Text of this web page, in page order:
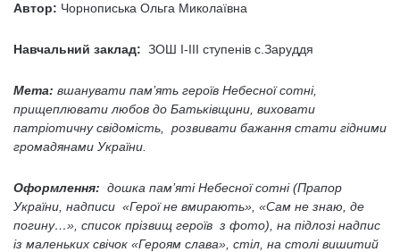
Автор: Чорнописька Ольга Миколаївна
Навчальний заклад: ЗОШ І-ІІІ ступенів с.Заруддя
Мета: вшанувати пам’ять героїв Небесної сотні,
прищеплювати любов до Батьківщини, виховати
патріотичну свідомість, розвивати бажання стати гідними
громадянами України.
Оформлення: дошка пам’яті Небесної сотні (Прапор
України, надписи «Герої не вмирають», «Сам не знаю, де
погину…», список прізвищ героїв з фото), на підлозі надпис
із маленьких свічок «Героям слава», стіл, на столі вишитий